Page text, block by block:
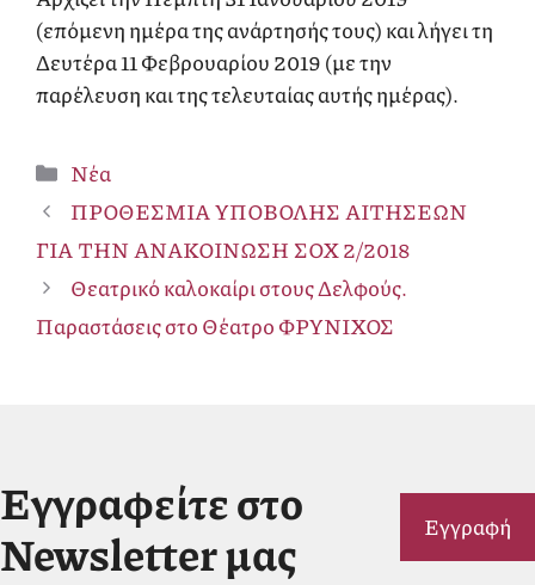
(επόμενη ημέρα της ανάρτησής τους) και λήγει τη
Δευτέρα 11 Φεβρουαρίου 2019 (με την
παρέλευση και της τελευταίας αυτής ημέρας).
Κατηγορίες
Νέα
ΠΡΟΘΕΣΜΙΑ ΥΠΟΒΟΛΗΣ ΑΙΤΗΣΕΩΝ
ΓΙΑ ΤΗΝ ΑΝΑΚΟΙΝΩΣΗ ΣΟΧ 2/2018
Θεατρικό καλοκαίρι στους Δελφούς.
Παραστάσεις στο Θέατρο ΦΡΥΝΙΧΟΣ
Εγγραφείτε στο
Newsletter μας
Εγγραφή